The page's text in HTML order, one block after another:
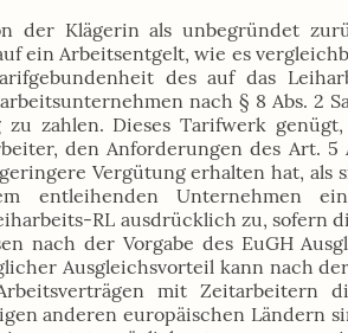
der Klägerin als unbegründet
ein Arbeitsentgelt, wie es
des auf das
nach § 8 Abs. 2
zahlen. Dieses Tarifwerk
den Anforderungen des Art. 5
Vergütung erhalten hat, als
entleihenden Unternehmen
RL ausdrücklich zu, sofern
nach der Vorgabe des EuGH
Ausgleichsvorteil kann nach
mit Zeitarbeitern
anderen europäischen Ländern